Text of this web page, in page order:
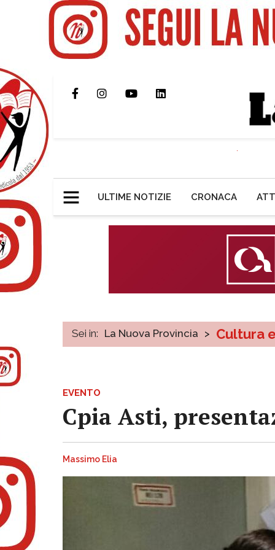
ULTIME NOTIZIE CRONACA
Sei in: La Nuova Provincia > Cultura
EVENTO
Cpia Asti,
Massimo Elia